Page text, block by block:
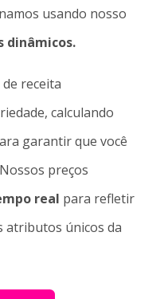
usando nosso
dinâmicos.
receita
calculando
garantir que você
preços
real para refletir
atributos únicos da